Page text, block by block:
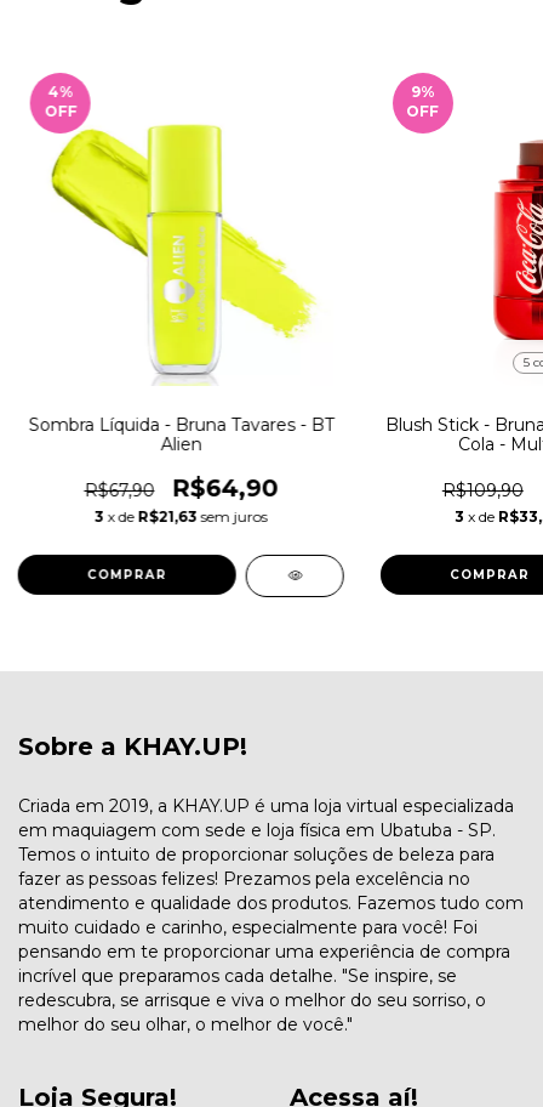
4%
OFF
Sombra Líquida - Bruna Tavares - BT
Alien
R$67,90 R$64,90
3 x de R$21,63 sem juros
COMPRAR
9%
OFF
5
Blush Stick -
Cola -
R$109,90
3 x de
COMPRAR
Sobre a KHAY.UP!
Criada em 2019, a KHAY.UP é uma loja virtual especializada
em maquiagem com sede e loja física em Ubatuba - SP.
Temos o intuito de proporcionar soluções de beleza para
fazer as pessoas felizes! Prezamos pela excelência no
atendimento e qualidade dos produtos. Fazemos tudo com
muito cuidado e carinho, especialmente para você! Foi
pensando em te proporcionar uma experiência de compra
incrível que preparamos cada detalhe. "Se inspire, se
redescubra, se arrisque e viva o melhor do seu sorriso, o
melhor do seu olhar, o melhor de você."
Loja Segura! Acessa aí!